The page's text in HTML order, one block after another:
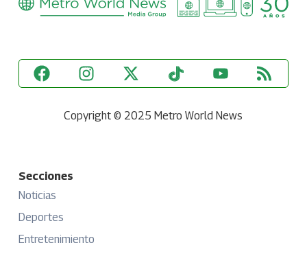
Copyright © 2025 Metro World News
Secciones
Noticias
Deportes
Entretenimiento